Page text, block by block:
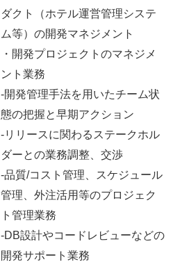
ダクト（ホテル運営管理システ
ム等）の開発マネジメント
・開発プロジェクトのマネジメ
ント業務
-開発管理手法を用いたチーム状
態の把握と早期アクション
-リリースに関わるステークホル
ダーとの業務調整、交渉
-品質/コスト管理、スケジュール
管理、外注活用等のプロジェク
ト管理業務
-DB設計やコードレビューなどの
開発サポート業務